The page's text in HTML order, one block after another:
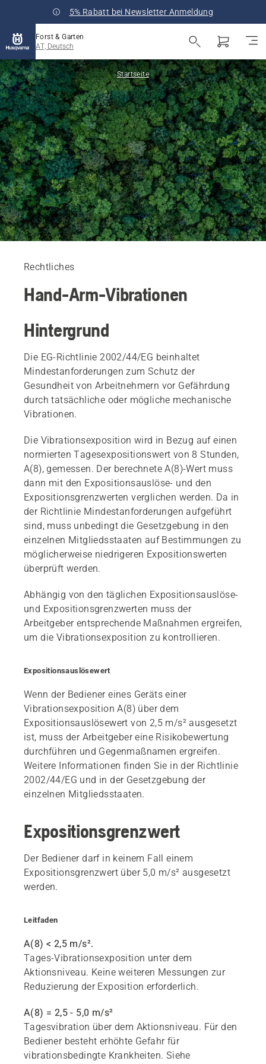
5% Rabatt bei Newsletter Anmeldung
Forst & Garten
AT, Deutsch
Startseite
Rechtliches
Hand-Arm-Vibrationen
Hintergrund
Die EG-Richtlinie 2002/44/EG beinhaltet
Mindestanforderungen zum Schutz der
Gesundheit von Arbeitnehmern vor Gefährdung
durch tatsächliche oder mögliche mechanische
Vibrationen.
Die Vibrationsexposition wird in Bezug auf einen
normierten Tagesexpositionswert von 8 Stunden,
A(8), gemessen. Der berechnete A(8)-Wert muss
dann mit den Expositionsauslöse- und den
Expositionsgrenzwerten verglichen werden. Da in
der Richtlinie Mindestanforderungen aufgeführt
sind, muss unbedingt die Gesetzgebung in den
einzelnen Mitgliedsstaaten auf Bestimmungen zu
möglicherweise niedrigeren Expositionswerten
überprüft werden.
Abhängig von den täglichen Expositionsauslöse-
und Expositionsgrenzwerten muss der
Arbeitgeber entsprechende Maßnahmen ergreifen,
um die Vibrationsexposition zu kontrollieren.
Expositionsauslösewert
Wenn der Bediener eines Geräts einer
Vibrationsexposition A(8) über dem
Expositionsauslösewert von 2,5 m/s² ausgesetzt
ist, muss der Arbeitgeber eine Risikobewertung
durchführen und Gegenmaßnamen ergreifen.
Weitere Informationen finden Sie in der Richtlinie
2002/44/EG und in der Gesetzgebung der
einzelnen Mitgliedsstaaten.
Expositionsgrenzwert
Der Bediener darf in keinem Fall einem
Expositionsgrenzwert über 5,0 m/s² ausgesetzt
werden.
Leitfaden
A(8) < 2,5 m/s².
Tages-Vibrationsexposition unter dem
Aktionsniveau. Keine weiteren Messungen zur
Reduzierung der Exposition erforderlich.
A(8) = 2,5 - 5,0 m/s²
Tagesvibration über dem Aktionsniveau. Für den
Bediener besteht erhöhte Gefahr für
vibrationsbedingte Krankheiten. Siehe